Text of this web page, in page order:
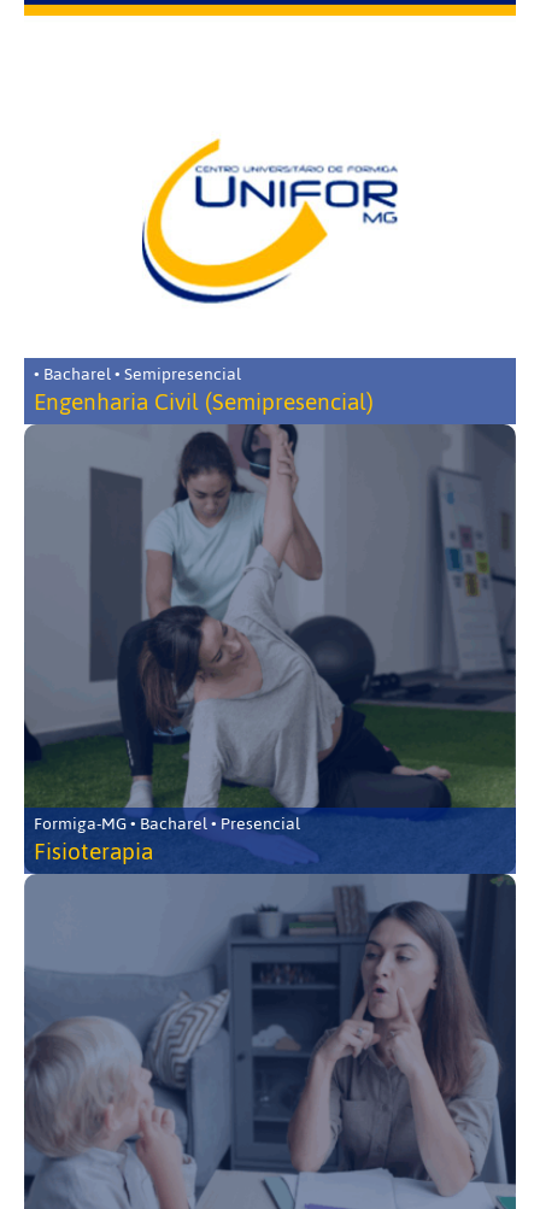
• Bacharel • Semipresencial
Engenharia Civil (Semipresencial)
Formiga-MG • Bacharel • Presencial
Fisioterapia